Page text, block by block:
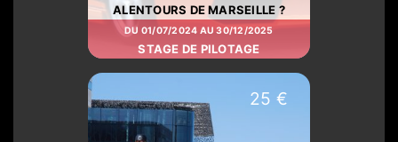
ALENTOURS DE MARSEILLE ?
DU 01/07/2024 AU 30/12/2025
STAGE DE PILOTAGE
25 €